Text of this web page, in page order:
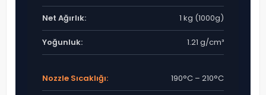
Net Ağırlık: 1 kg (1000g)
Yoğunluk: 1.21 g/cm³
Nozzle Sıcaklığı: 190°C – 210°C